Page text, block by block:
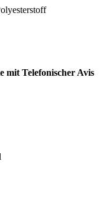
mit Telefonischer Avis